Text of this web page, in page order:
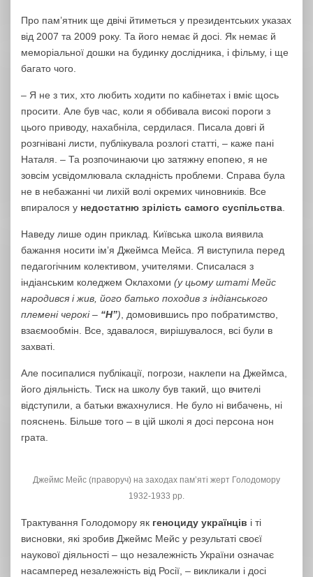
Про пам’ятник ще двічі йтиметься у президентських указах
від 2007 та 2009 року. Та його немає й досі. Як немає й
меморіальної дошки на будинку дослідника, і фільму, і ще
багато чого.
– Я не з тих, хто любить ходити по кабінетах і вміє щось
просити. Але був час, коли я оббивала високі пороги з
цього приводу, нахабніла, сердилася. Писала довгі й
розгнівані листи, публікувала розлогі статті, – каже пані
Наталя. – Та розпочинаючи цю затяжну епопею, я не
зовсім усвідомлювала складність проблеми. Справа була
не в небажанні чи лихій волі окремих чиновників. Все
впиралося у недостатню зрілість самого суспільства
Наведу лише один приклад. Київська школа виявила
бажання носити ім’я Джеймса Мейса. Я виступила перед
педагогічним колективом, учителями. Списалася з
індіанським коледжем Оклахоми (у цьому штаті Мейс
народився і жив, його батько походив з індіанського
племені черокі – “Н”) , домовившись про побратимство,
взаємообмін. Все, здавалося, вирішувалося, всі були в
захваті.
Але посипалися публікації, погрози, наклепи на Джеймса,
його діяльність. Тиск на школу був такий, що вчителі
відступили, а батьки вжахнулися. Не було ні вибачень, ні
пояснень. Більше того – в цій школі я досі персона нон
грата.
Джеймс Мейс (праворуч) на заходах пам’яті жерт Голодомору
1932-1933 рр.
Трактування Голодомору як геноциду українців і ті
висновки, які зробив Джеймс Мейс у результаті своєї
наукової діяльності – що незалежність України означає
насамперед незалежність від Росії, – викликали і досі